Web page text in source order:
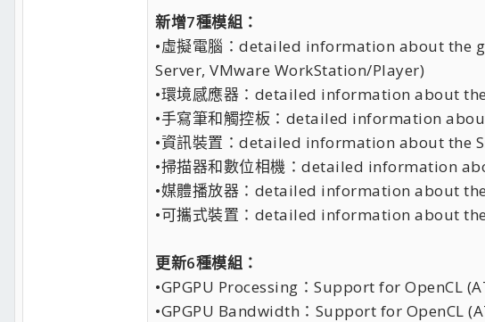
新增7種模組：
•虛擬電腦：detailed information about the
Server, VMware WorkStation/Player)
•環境感應器：detailed information about
•手寫筆和觸控板：detailed information
•資訊裝置：detailed information about the
•掃描器和數位相機：detailed information
•媒體播放器：detailed information about
•可攜式裝置：detailed information about
更新6種模組：
•GPGPU Processing：Support for OpenCL
•GPGPU Bandwidth：Support for OpenCL